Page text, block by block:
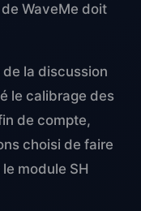
WaveMe doit
la discussion
le calibrage des
de compte,
choisi de faire
module SH